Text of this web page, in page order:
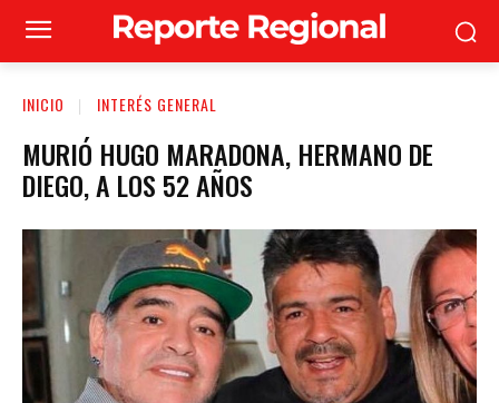
INICIO INTERÉS GENERAL
MURIÓ HUGO MARADONA, HERMANO DE
DIEGO, A LOS 52 AÑOS